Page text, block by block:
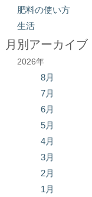
肥料の使い方
生活
月別アーカイブ
2026年
8月
7月
6月
5月
4月
3月
2月
1月